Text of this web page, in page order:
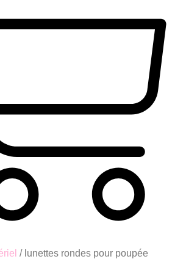
/ lunettes rondes pour poupée